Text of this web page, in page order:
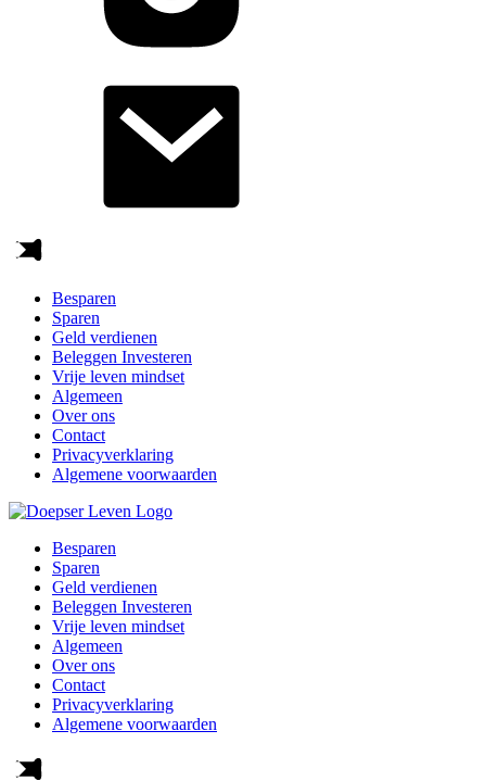
Besparen
Sparen
Geld verdienen
Beleggen Investeren
Vrije leven mindset
Algemeen
Over ons
Contact
Privacyverklaring
Algemene voorwaarden
Besparen
Sparen
Geld verdienen
Beleggen Investeren
Vrije leven mindset
Algemeen
Over ons
Contact
Privacyverklaring
Algemene voorwaarden